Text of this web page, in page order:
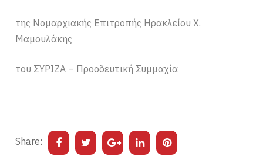
της Νομαρχιακής Επιτροπής Ηρακλείου Χ.
Μαμουλάκης
του ΣΥΡΙΖΑ – Προοδευτική Συμμαχία
Share: